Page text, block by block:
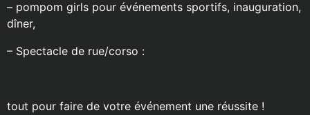
– pompom girls pour événements sportifs, inauguration,
dîner,
– Spectacle de rue/corso :
tout pour faire de votre événement une réussite !